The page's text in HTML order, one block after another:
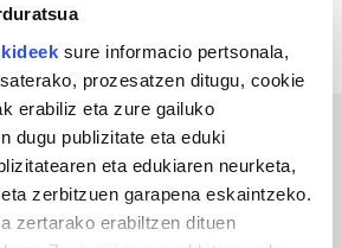
sure informacio pertsonala,
prozesatzen ditugu, cookie
erabiliz eta zure gailuko
dugu publizitate eta eduki
eta edukiaren neurketa,
zerbitzuen garapena eskaintzeko.
zertarako erabiltzen dituen